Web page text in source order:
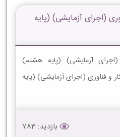
(اجرای آزمایشی) (پایه
(اجرای آزمایشی) (پایه هشتم)
و فناوری (اجرای آزمایشی) (پایه
بازدید: 783